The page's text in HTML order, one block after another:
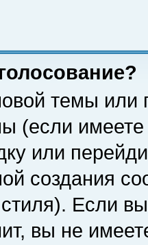
темы или
(если
или
создания
Если
вы не